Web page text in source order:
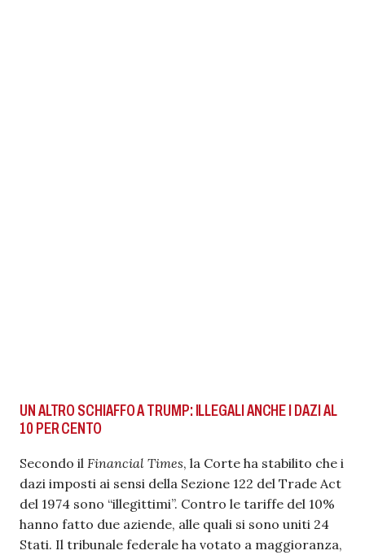
UN ALTRO SCHIAFFO A TRUMP: ILLEGALI ANCHE I DAZI AL
10 PER CENTO
Secondo il Financial Times, la Corte ha stabilito che i
dazi imposti ai sensi della Sezione 122 del Trade Act
del 1974 sono “illegittimi”. Contro le tariffe del 10%
hanno fatto due aziende, alle quali si sono uniti 24
Stati. Il tribunale federale ha votato a maggioranza,